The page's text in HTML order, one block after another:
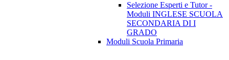
Selezione Esperti e Tutor -
Moduli INGLESE SCUOLA
SECONDARIA DI I
GRADO
Moduli Scuola Primaria